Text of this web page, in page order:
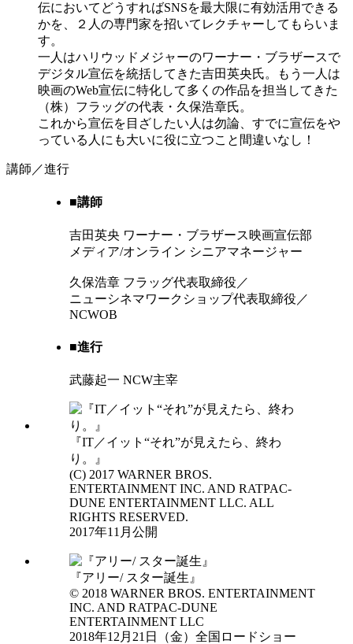
伝においてどうすればSNSを最大限に有効活用できる
かを、２人の専門家を招いてレクチャーしてもらいま
す。
一人はハリウッドメジャーのワーナー・ブラザースで
デジタル宣伝を統括してきた吉田英央氏。もう一人は
映画のWeb宣伝に特化して多くの作品を担当してきた
（株）フラッグの代表・久保浩章氏。
これから宣伝を目ざしたい人は勿論、すでに宣伝をや
っている人にも大いに役に立つこと間違いなし！
講師／進行
■講師
吉田英央 ワーナー・ブラザース映画宣伝部
メディア/オンライン シニアマネージャー
久保浩章 フラッグ代表取締役／
ニューシネマワークショップ代表取締役／
NCWOB
■進行
武藤起一 NCW主宰
『IT／イット“それ”が見えたら、終わ
り。』
(C) 2017 WARNER BROS.
ENTERTAINMENT INC. AND RATPAC-
DUNE ENTERTAINMENT LLC. ALL
RIGHTS RESERVED.
2017年11月公開
『アリー/ スター誕生』
© 2018 WARNER BROS. ENTERTAINMENT
INC. AND RATPAC-DUNE
ENTERTAINMENT LLC
2018年12月21日（金）全国ロードショー